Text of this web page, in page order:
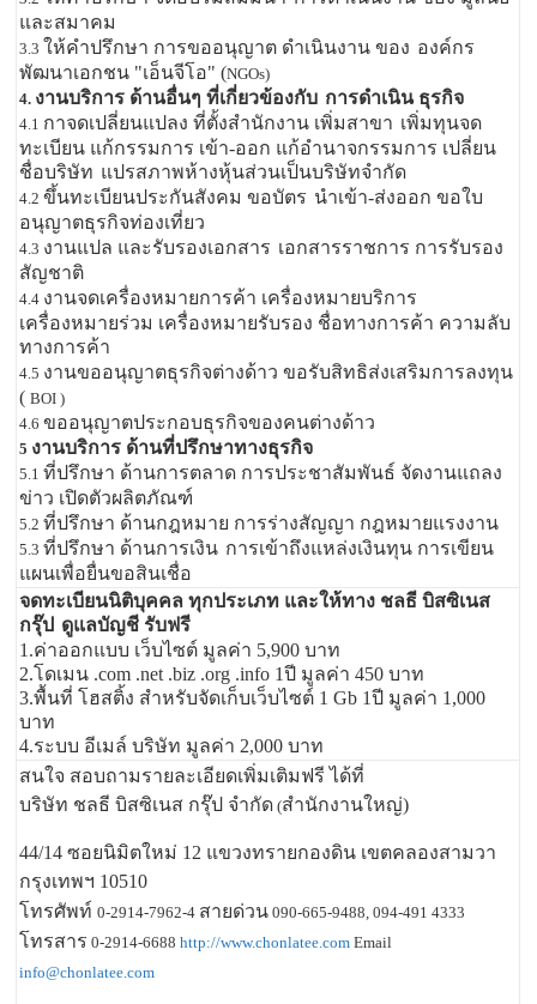
และสมาคม
3.3 ให้คำปรึกษา การขออนุญาต ดำเนินงาน ของ องค์กร
พัฒนาเอกชน "เอ็นจีโอ" (NGOs)
4. งานบริการ ด้านอื่นๆ ที่เกี่ยวข้องกับ การดำเนิน ธุรกิจ
4.1 กาจดเปลี่ยนแปลง ที่ตั้งสำนักงาน เพิ่มสาขา เพิ่มทุนจด
ทะเบียน แก้กรรมการ เข้า-ออก แก้อำนาจกรรมการ เปลี่ยน
ชื่อบริษัท แปรสภาพห้างหุ้นส่วนเป็นบริษัทจำกัด
4.2ขึ้นทะเบียนประกันสังคม ขอบัตร นำเข้า-ส่งออก ขอใบ
อนุญาตธุรกิจท่องเที่ยว
4.3 งานแปล และรับรองเอกสาร เอกสารราชการ การรับรอง
สัญชาติ
4.4 งานจดเครื่องหมายการค้า เครื่องหมายบริการ
เครื่องหมายร่วม เครื่องหมายรับรอง ชื่อทางการค้า ความลับ
ทางการค้า
4.5 งานขออนุญาตธุรกิจต่างด้าว ขอรับสิทธิส่งเสริมการลงทุน
(BOI )
4.6ขออนุญาตประกอบธุรกิจของคนต่างด้าว
5 งานบริการ ด้านที่ปรึกษาทางธุรกิจ
5.1ที่ปรึกษา ด้านการตลาด การประชาสัมพันธ์ จัดงานแถลง
ข่าว เปิดตัวผลิตภัณฑ์
5.2ที่ปรึกษา ด้านกฎหมาย การร่างสัญญา กฎหมายแรงงาน
5.3ที่ปรึกษา ด้านการเงิน การเข้าถึงแหล่งเงินทุน การเขียน
แผนเพื่อยื่นขอสินเชื่อ
จดทะเบียนนิติบุคคล ทุกประเภท และให้ทาง ชลธี บิสซิเนส
กรุ๊ป ดูแลบัญชี รับฟรี
1.ค่าออกแบบ เว็บไซต์ มูลค่า 5,900 บาท
2.โดเมน .com .net .biz .org .info 1ปี มูลค่า 450 บาท
3.พื้นที่ โฮสติ้ง สำหรับจัดเก็บเว็บไซต์ 1 Gb 1ปี มูลค่า 1,000
บาท
4.ระบบ อีเมล์ บริษัท มูลค่า 2,000 บาท
สนใจ สอบถามรายละเอียดเพิ่มเติมฟรี ได้ที่
บริษัท ชลธี บิสซิเนส กรุ๊ป จำกัด (สำนักงานใหญ่)
44/14 ซอยนิมิตใหม่ 12 แขวงทรายกองดิน เขตคลองสามวา
กรุงเทพฯ 10510
โทรศัพท์0-2914-7962-4 สายด่วน 090-665-9488, 094-491 4333
โทรสาร 0-2914-6688http://www.chonlatee.com Email
info@chonlatee.com